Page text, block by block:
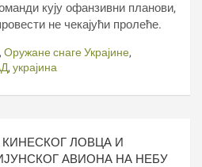
кују офанзивни планови,
не чекајући пролеће.
, Оружане снаге Украјине,
, украјина
ЛОВЦА И
АВИОНА НА НЕБУ